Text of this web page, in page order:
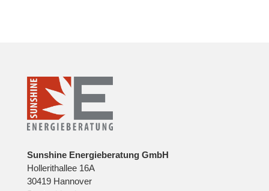
Sunshine Energieberatung GmbH
Hollerithallee 16A
30419 Hannover